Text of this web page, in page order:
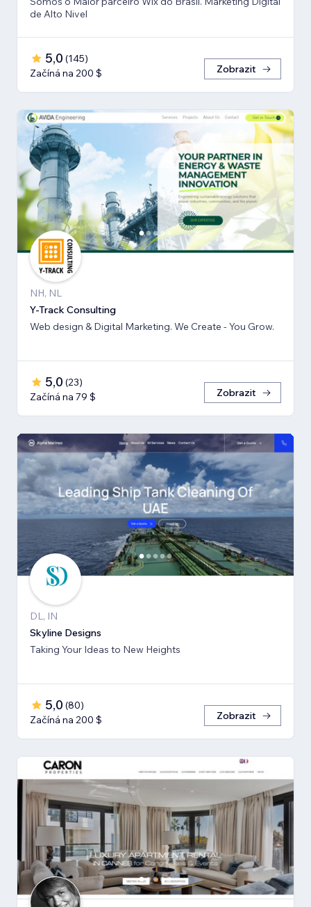
de Alto Nivel
5,0 (145)
Začíná na 200 $
Zobrazit
NH, NL
Y-Track Consulting
Web design & Digital Marketing. We Create - You Grow.
5,0 (23)
Začíná na 79 $
Zobrazit
DL, IN
Skyline Designs
Taking Your Ideas to New Heights
5,0 (80)
Začíná na 200 $
Zobrazit